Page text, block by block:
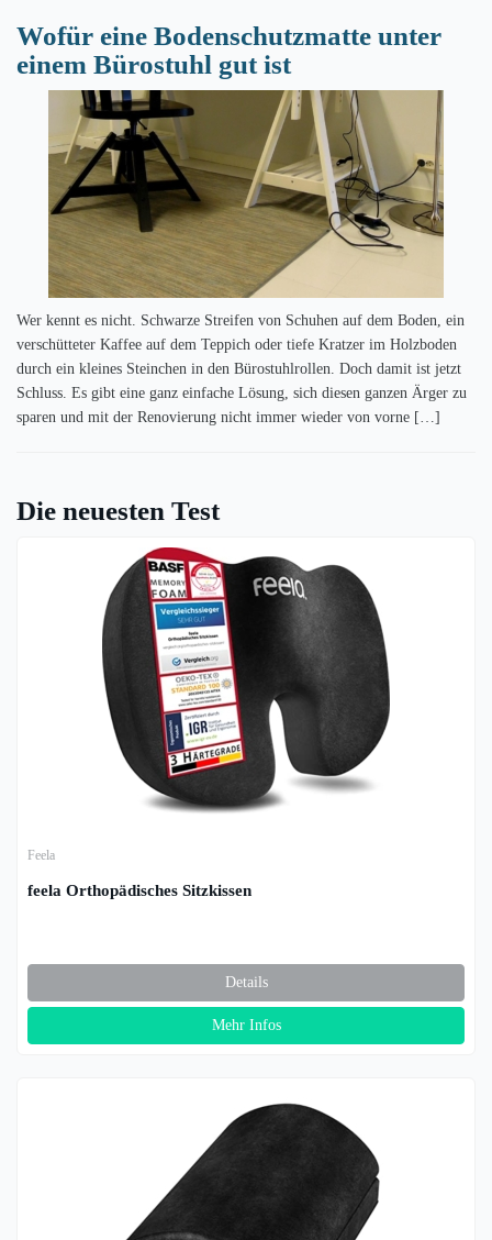
Wofür eine Bodenschutzmatte unter
einem Bürostuhl gut ist
Wer kennt es nicht. Schwarze Streifen von Schuhen auf dem Boden, ein
verschütteter Kaffee auf dem Teppich oder tiefe Kratzer im Holzboden
durch ein kleines Steinchen in den Bürostuhlrollen. Doch damit ist jetzt
Schluss. Es gibt eine ganz einfache Lösung, sich diesen ganzen Ärger zu
sparen und mit der Renovierung nicht immer wieder von vorne […]
Die neuesten Test
Feela
feela Orthopädisches Sitzkissen
Details
Mehr Infos